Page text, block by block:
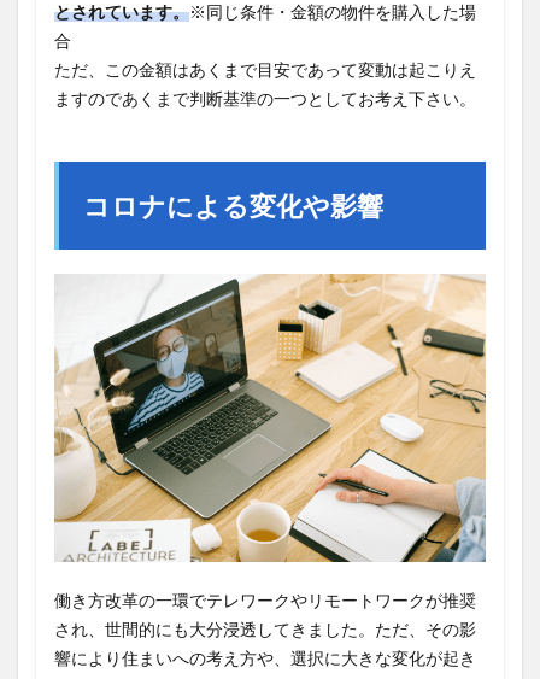
とされています。※同じ条件・金額の物件を購入した場
合
ただ、この金額はあくまで目安であって変動は起こりえ
ますのであくまで判断基準の一つとしてお考え下さい。
コロナによる変化や影響
働き方改革の一環でテレワークやリモートワークが推奨
され、世間的にも大分浸透してきました。ただ、その影
響により住まいへの考え方や、選択に大きな変化が起き